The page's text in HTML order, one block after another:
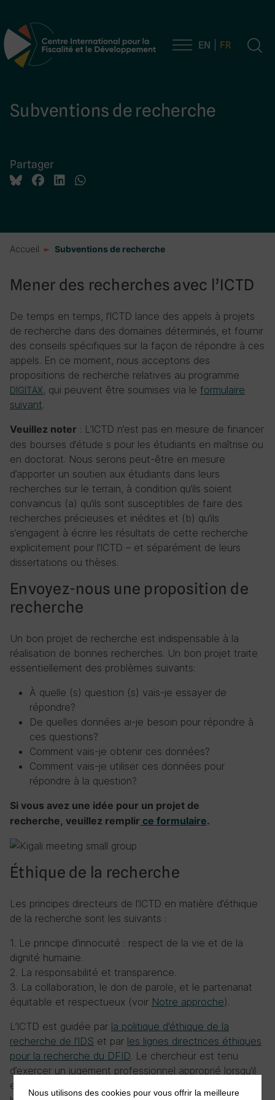
Navigation principale EN FR
Subventions de recherche
Partager
Accueil Subventions de recherche
Mener des recherches avec l’ICTD
De temps en temps, l’ICTD lance des appels à projets
de recherche dans des domaines déterminés, et fournir
des conseils spécifiques sur la façon de répondre à ces
appels. En ce moment, nous acceptons des
propositions de recherche relatives au programme
DIGITAX, qui peuvent être soumises via le formulaire
suivant.
Veuillez noter : L’ICTD n’est pas en mesure de financer
des bourses d’étude s pour les étudiants en maîtrise ou
en doctorat. Nous serons peut-être en mesure
d’apporter un soutien aux étudiants dans leurs
recherches sur le terrain, à condition qu’ils soient
convaincus (a) qu’ils sont susceptibles de faire des
recherches précieuses et inédites et (b) qu’ils
s’engagent à écrire les résultats de cette recherche
explicitement pour l’ICTD – et séparément de leurs
dissertations ou thèses.
Envoyez-nous une proposition de
recherche
Un bon projet de recherche est indispensable à la
réalisation de bonnes recherches. Un bon projet traite
essentiellement des problèmes suivants:
À quelle (s) question (s) vais-je essayer de
répondre?
De quelles données ai-je besoin pour répondre à
ces questions?
Comment vais-je obtenir ces données?
Comment vais-je utiliser ces données pour
répondre à la question?
Si vous avez une idée pour un projet de
recherche, veuillez remplir ce formulaire.
Éthique de la recherche
Les principes directeurs de l’ICTD en matière d’éthique
de la recherche sont les suivants :
1. Le principe d’innocuité : respect de la vie et de la
dignité humaine.
2. La responsabilité et transparence.
3. La collaboration, le don de parole, et le partenariat
équitable et respectueux (voir Notre approche).
L’ICTD est guidée par la politique d’éthique de la
recherche de l’IDS et par les lignes directrices éthiques
pour la recherche du DFID. Le chercheur est tenu
d’exercer un jugement professionnel approprié lorsqu’il
entreprend une évaluation éthique de sa recherche. Il
Nous utilisons des cookies pour vous offrir la meilleure